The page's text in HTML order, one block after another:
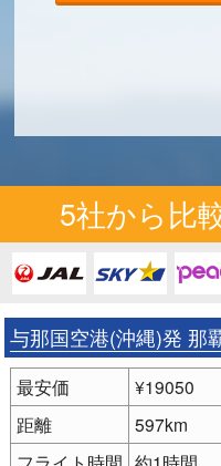
5社から比
与那国空港(沖縄)発 那
最安価
¥19050
距離
597km
フライト時間 約1時間